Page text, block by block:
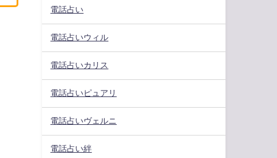
電話占い
電話占いウィル
電話占いカリス
電話占いピュアリ
電話占いヴェルニ
電話占い絆